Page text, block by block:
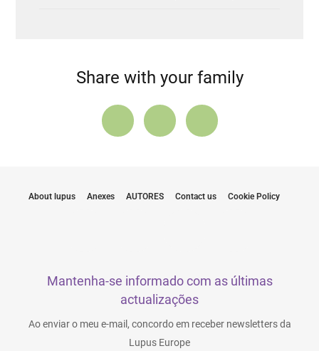
Share with your family
About lupus Anexes AUTORES Contact us Cookie Policy
Mantenha-se informado com as últimas
actualizações
Ao enviar o meu e-mail, concordo em receber newsletters da
Lupus Europe